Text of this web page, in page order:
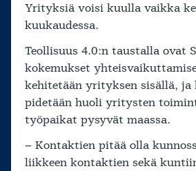
Yrityksiä voisi kuulla vaikka
kuukaudessa.
Teollisuus 4.0:n taustalla ovat
kokemukset
kehitetään yrityksen sisällä, ja
pidetään huoli yritysten
työpaikat pysyvät maassa.
– Kontaktien pitää olla
liikkeen kontaktien sekä